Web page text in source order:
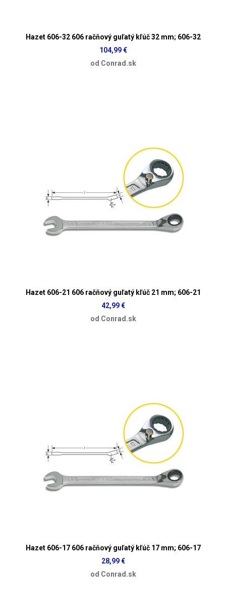
Hazet 606-32 606 račňový guľatý kľúč 32 mm; 606-32
104,99 €
od Conrad.sk
Hazet 606-21 606 račňový guľatý kľúč 21 mm; 606-21
42,99 €
od Conrad.sk
Hazet 606-17 606 račňový guľatý kľúč 17 mm; 606-17
28,99 €
od Conrad.sk